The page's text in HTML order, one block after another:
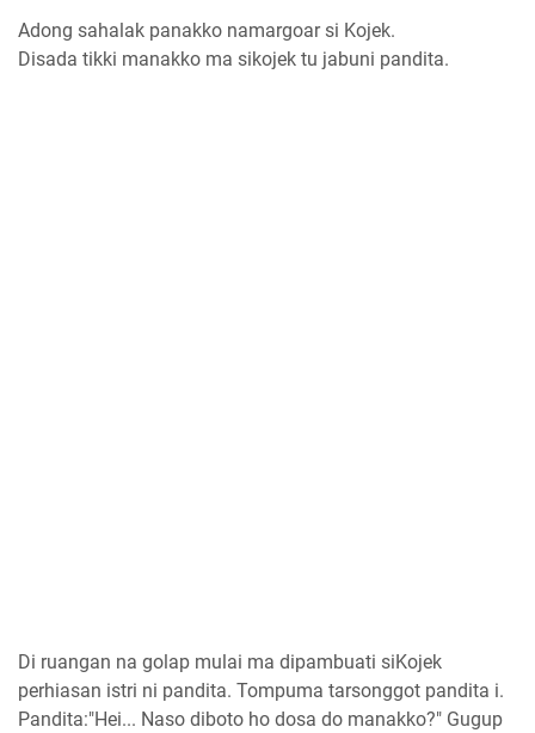
Adong sahalak panakko namargoar si Kojek.
Disada tikki manakko ma sikojek tu jabuni pandita.
Di ruangan na golap mulai ma dipambuati siKojek
perhiasan istri ni pandita. Tompuma tarsonggot pandita i.
Pandita:"Hei... Naso diboto ho dosa do manakko?" Gugup